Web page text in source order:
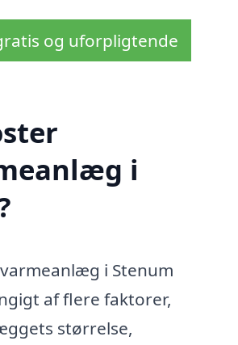
og uforpligtende
i
i Stenum
af flere faktorer,
størrelse,